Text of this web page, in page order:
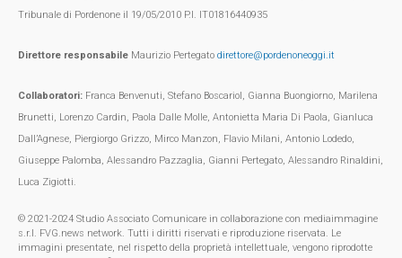
Tribunale di Pordenone il 19/05/2010 P.I. IT01816440935
Direttore responsabile Maurizio Pertegato direttore@pordenoneoggi.it
Collaboratori: Franca Benvenuti, Stefano Boscariol, Gianna Buongiorno, Marilena
Brunetti, Lorenzo Cardin, Paola Dalle Molle, Antonietta Maria Di Paola, Gianluca
Dall’Agnese, Piergiorgo Grizzo, Mirco Manzon, Flavio Milani, Antonio Lodedo,
Giuseppe Palomba, Alessandro Pazzaglia, Gianni Pertegato, Alessandro Rinaldini,
Luca Zigiotti.
© 2021-2024 Studio Associato Comunicare in collaborazione con mediaimmagine
s.r.l. FVG.news network. Tutti i diritti riservati e riproduzione riservata. Le
immagini presentate, nel rispetto della proprietà intellettuale, vengono riprodotte